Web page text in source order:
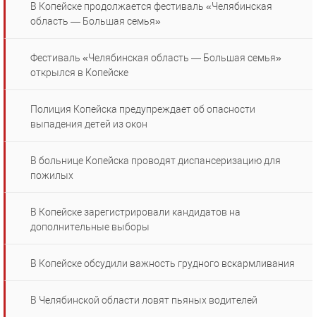
В Копейске продолжается фестиваль «Челябинская
область — Большая семья»
Фестиваль «Челябинская область — Большая семья»
открылся в Копейске
Полиция Копейска предупреждает об опасности
выпадения детей из окон
В больнице Копейска проводят диспансеризацию для
пожилых
В Копейске зарегистрировали кандидатов на
дополнительные выборы
В Копейске обсудили важность грудного вскармливания
В Челябинской области ловят пьяных водителей